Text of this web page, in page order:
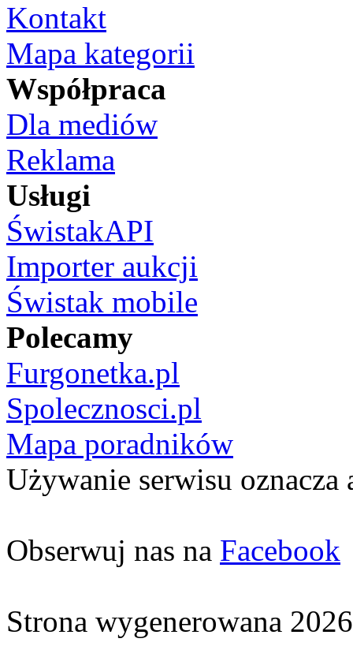
Kontakt
Mapa kategorii
Współpraca
Dla mediów
Reklama
Usługi
ŚwistakAPI
Importer aukcji
Świstak mobile
Polecamy
Furgonetka.pl
Spolecznosci.pl
Mapa poradników
Używanie serwisu oznacza
Obserwuj nas na Facebook
Strona wygenerowana